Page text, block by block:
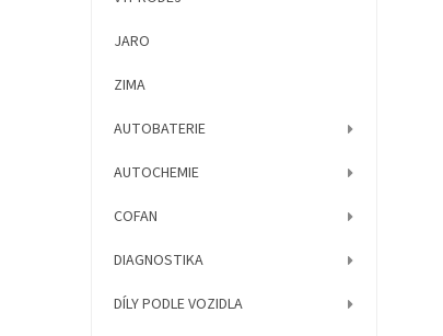
JARO
ZIMA
AUTOBATERIE
AUTOCHEMIE
COFAN
DIAGNOSTIKA
DÍLY PODLE VOZIDLA